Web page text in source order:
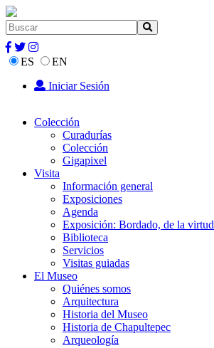
ES
EN
Iniciar Sesión
Colección
Curadurías
Colección
Gigapixel
Visita
Información general
Exposiciones
Agenda
Exposición: Bordado, de la virtud
Biblioteca
Servicios
Visitas guiadas
El Museo
Quiénes somos
Arquitectura
Historia del Museo
Historia de Chapultepec
Arqueología